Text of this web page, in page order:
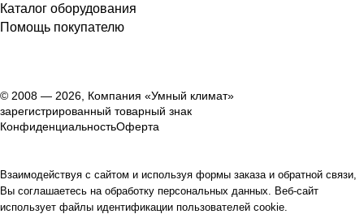
Каталог оборудования
Помощь покупателю
© 2008 — 2026, Компания «Умный климат»
зарегистрированный товарный знак
КонфиденциальностьОферта
Взаимодействуя с сайтом и используя формы заказа и обратной связи,
Вы соглашаетесь на обработку персональных данных. Веб-сайт
использует файлы идентификации пользователей cookie.